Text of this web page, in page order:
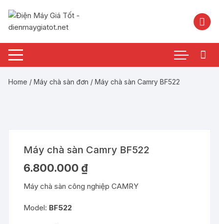
nội
Home /Máy chà sàn đơn / Máy chà sàn Camry BF522
Máy chà sàn Camry BF522
6.800.000 ₫
Máy chà sàn công nghiệp CAMRY
Model: BF522